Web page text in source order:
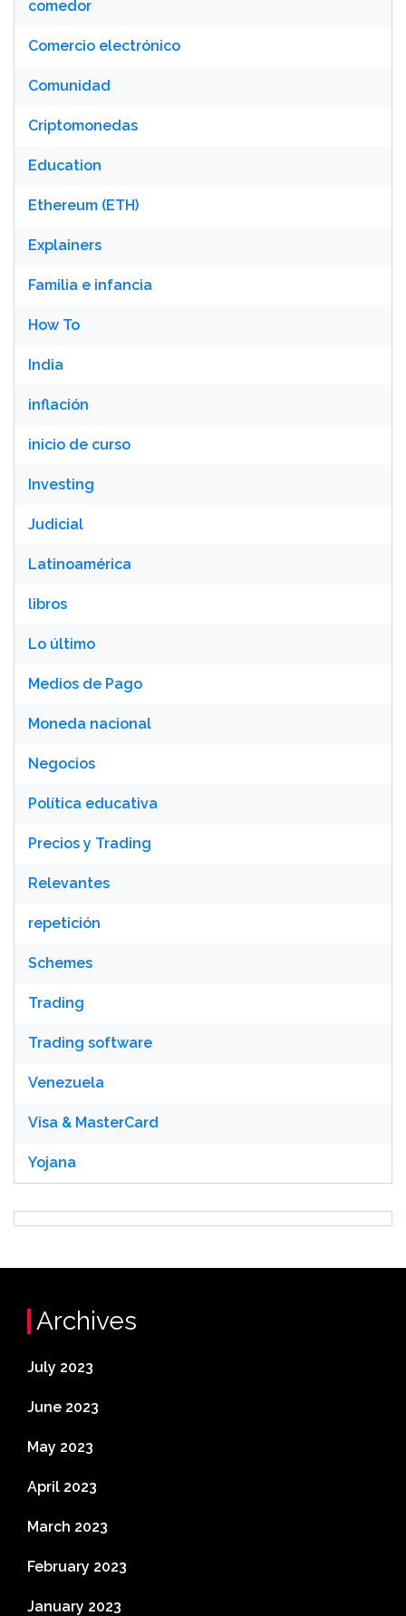
comedor
Comercio electrónico
Comunidad
Criptomonedas
Education
Ethereum (ETH)
Explainers
Familia e infancia
How To
India
inflación
inicio de curso
Investing
Judicial
Latinoamérica
libros
Lo último
Medios de Pago
Moneda nacional
Negocios
Política educativa
Precios y Trading
Relevantes
repetición
Schemes
Trading
Trading software
Venezuela
Visa & MasterCard
Yojana
Archives
July 2023
June 2023
May 2023
April 2023
March 2023
February 2023
January 2023